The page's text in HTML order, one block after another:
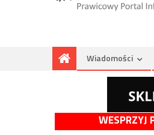
Wiadomości
WESPRZYJ